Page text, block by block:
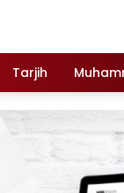
Tarjih